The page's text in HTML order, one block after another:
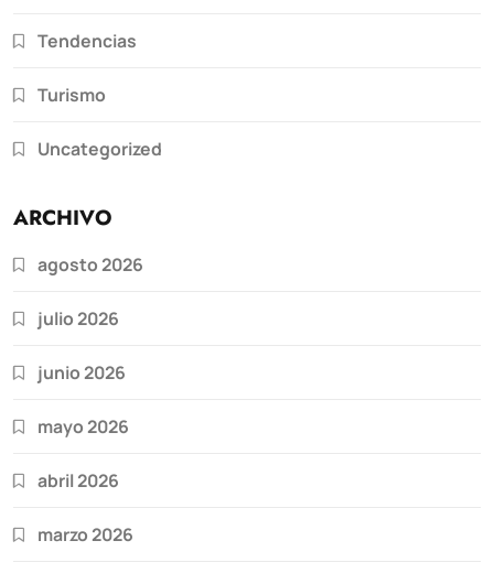
Tendencias
Turismo
Uncategorized
ARCHIVO
agosto 2026
julio 2026
junio 2026
mayo 2026
abril 2026
marzo 2026